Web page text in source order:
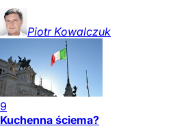
Piotr Kowalczuk
9
Kuchenna ściema?